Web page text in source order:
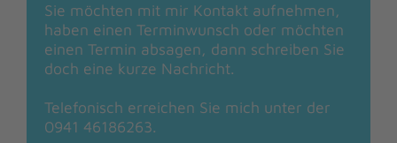
Sie möchten mit mir Kontakt aufnehmen,
haben einen Terminwunsch oder möchten
einen Termin absagen, dann schreiben Sie
doch eine kurze Nachricht.
Telefonisch erreichen Sie mich unter der
0941 46186263.